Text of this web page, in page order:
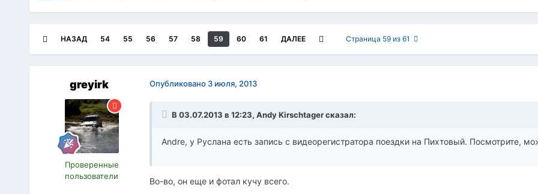
НАЗАД 54 55 56 57 58 59 60 61 ДАЛЕЕ Страница 59 из 61
greyirk
Проверенные
пользователи
Опубликовано 3 июля, 2013
В 03.07.2013 в 12:23, Andy Kirschtager сказал:
Andre, у Руслана есть запись с видеорегистратора поездки на Пихтовый. Посмотрите,
Во-во, он еще и фотал кучу всего.